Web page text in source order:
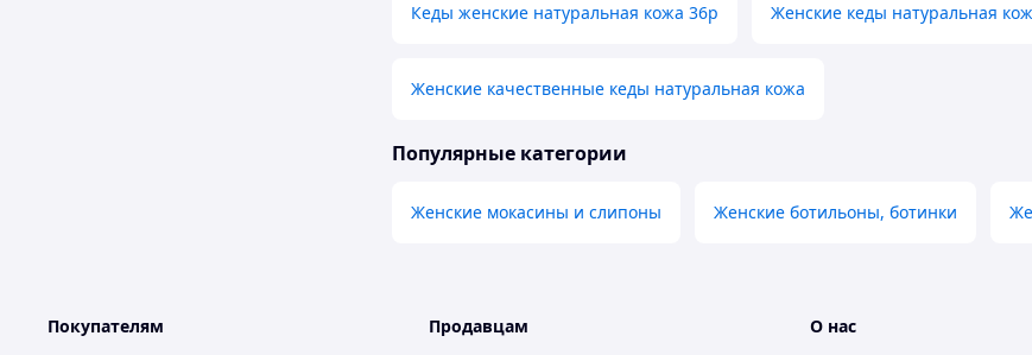
Кеды женские натуральная кожа 36р Женские кеды натуральная
Женские качественные кеды натуральная кожа
Популярные категории
Женские мокасины и слипоны Женские ботильоны, ботинки
Покупателям Продавцам О нас